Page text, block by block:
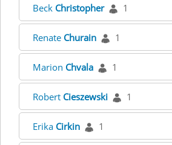
Beck Christopher 1
Renate Churain 1
Marion Chvala 1
Robert Cieszewski 1
Erika Cirkin 1